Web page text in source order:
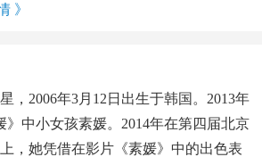
》
，2006年3月12日出生于韩国 。2013年
》中小女孩素媛。2014年在第四届北京
，她凭借在影片《素媛》中的出色表